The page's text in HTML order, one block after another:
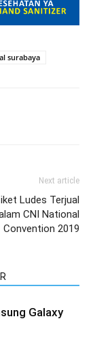
surabaya
Next article
Ludes Terjual
CNI National
Convention 2019
Galaxy